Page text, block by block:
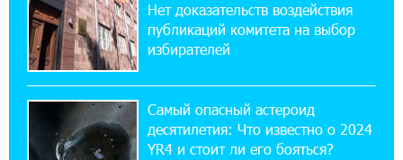
Состоялось открытие Khachaturian Rooftop
при поддержке IDBank
Пашинян ты упустил свой шанс уйти
спокойно. Аршак Карапетян
Нет доказательств воздействия
публикаций комитета на выбор
избирателей
Самый опасный астероид
десятилетия: Что известно о 2024
YR4 и стоит ли его бояться?